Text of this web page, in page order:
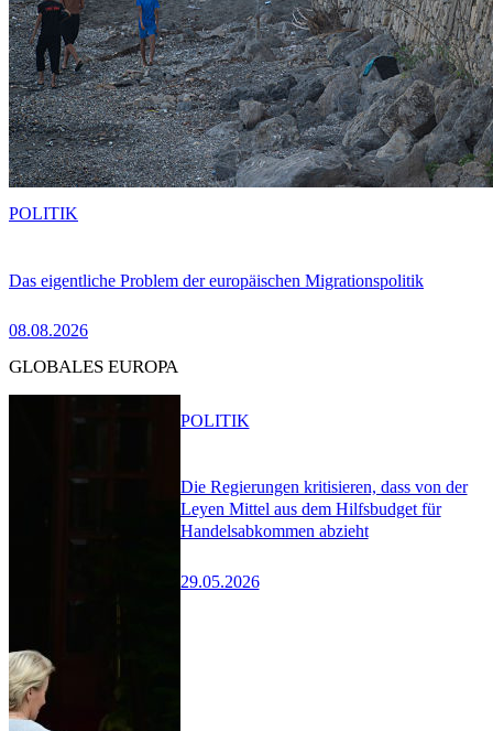
Das eigentliche Problem der europäischen Migrationspolitik
08.08.2026
POLITIK
GLOBALES EUROPA
Die Regierungen kritisieren, dass von der
Leyen Mittel aus dem Hilfsbudget für
Handelsabkommen abzieht
29.05.2026
POLITIK